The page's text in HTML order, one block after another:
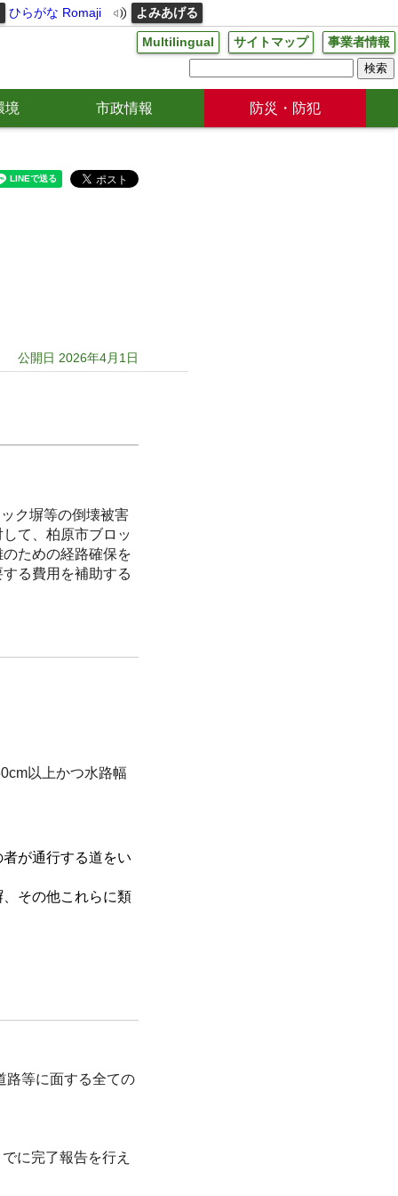
ひらがな Romaji よみあげる
Multilingual サイトマップ 事業者情報
境 市政情報 防災・防犯
公開日 2026年4月1日
ク塀等の倒壊被害
て、柏原市ブロッ
ための経路確保を
る費用を補助する
以上かつ水路幅
が通行する道をい
その他これらに類
路等に面する全ての
に完了報告を行え